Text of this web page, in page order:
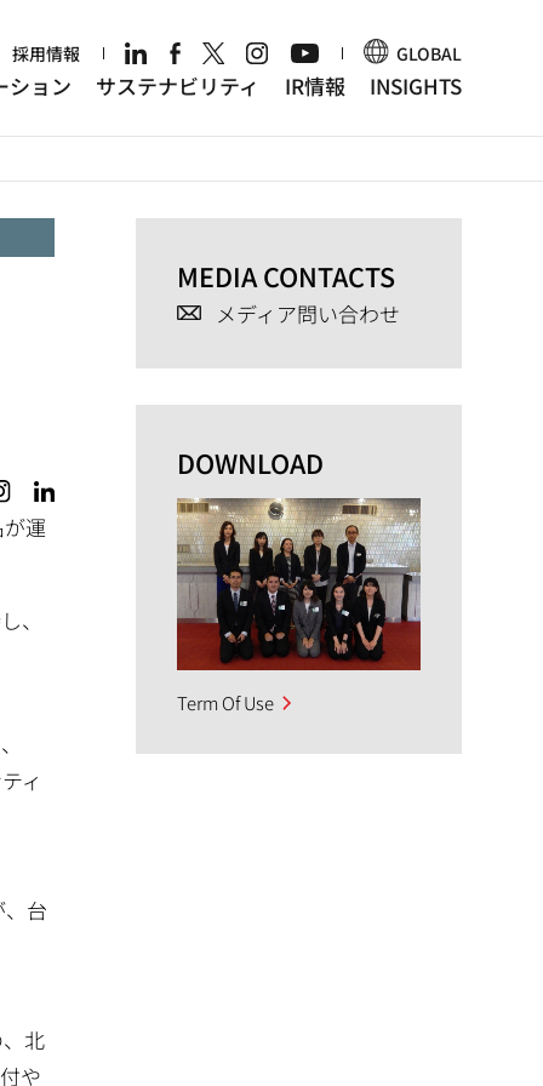
採用情報 GLOBAL
ション サステナビリティ IR情報 INSIGHTS
運
、
ィ
台
北
や
MEDIA CONTACTS
メディア問い合わせ
DOWNLOAD
Term Of Use